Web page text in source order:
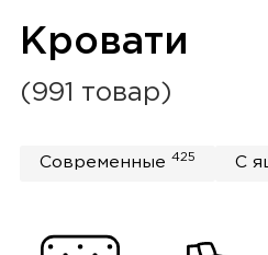
Кровати
(991 товар)
Современные 425 С